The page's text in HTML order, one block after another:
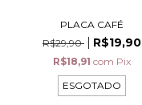
PLACA CAFÉ
R$29,90
R$19,90
R$18,91 com Pix
ESGOTADO